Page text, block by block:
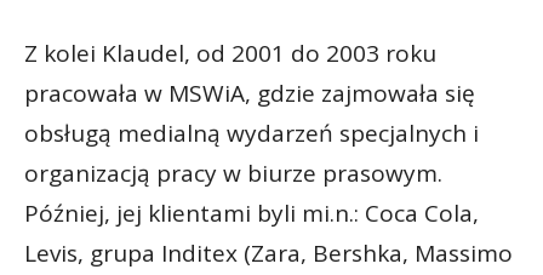
Z kolei Klaudel, od 2001 do 2003 roku
pracowała w MSWiA, gdzie zajmowała się
obsługą medialną wydarzeń specjalnych i
organizacją pracy w biurze prasowym.
Później, jej klientami byli mi.n.: Coca Cola,
Levis, grupa Inditex (Zara, Bershka, Massimo